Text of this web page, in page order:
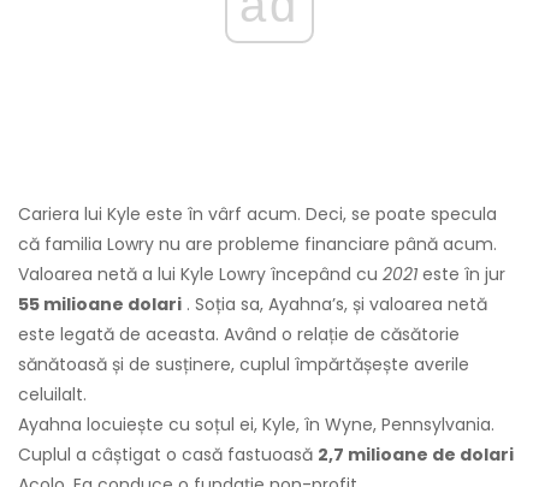
Cariera lui Kyle este în vârf acum. Deci, se poate specula
că familia Lowry nu are probleme financiare până acum.
Valoarea netă a lui Kyle Lowry începând cu 2021 este în jur
55 milioane dolari . Soția sa, Ayahna’s, și valoarea netă
este legată de aceasta. Având o relație de căsătorie
sănătoasă și de susținere, cuplul împărtășește averile
celuilalt.
Ayahna locuiește cu soțul ei, Kyle, în Wyne, Pennsylvania.
Cuplul a câștigat o casă fastuoasă 2,7 milioane de dolari